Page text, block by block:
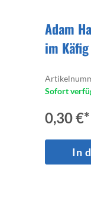
Adam
im
Sofort
0,30 €*
In